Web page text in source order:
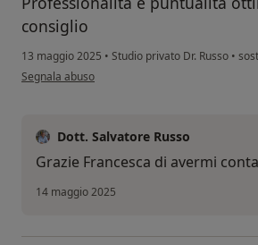
consiglio
13 maggio 2025 • Studio privato Dr. Russo •
secondo l'opinione dell'utente Francesca
Segnala abuso
Dott. Salvatore Russo
Grazie Francesca di avermi
14 maggio 2025